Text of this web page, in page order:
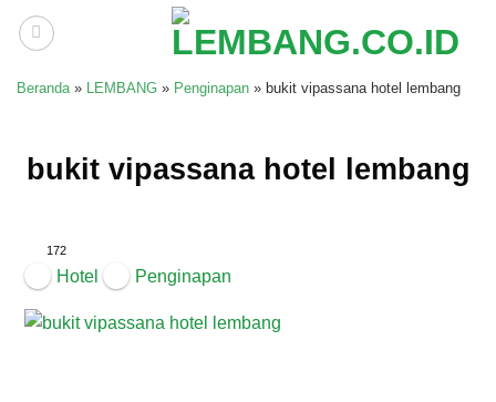
Skip
Beranda» LEMBANG » Penginapan » bukit vipassana hotel lembang
bukit vipassana hotel lembang
172
Hotel Penginapan